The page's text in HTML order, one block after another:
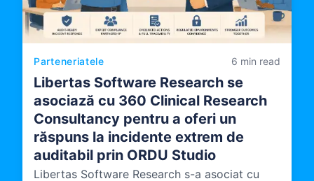
Parteneriatele 6 min read
Libertas Software Research se
asociază cu 360 Clinical Research
Consultancy pentru a oferi un
răspuns la incidente extrem de
auditabil prin ORDU Studio
Libertas Software Research s-a asociat cu